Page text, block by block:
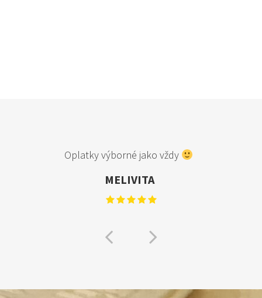
Oplatky výborné jako vždy
MELIVITA